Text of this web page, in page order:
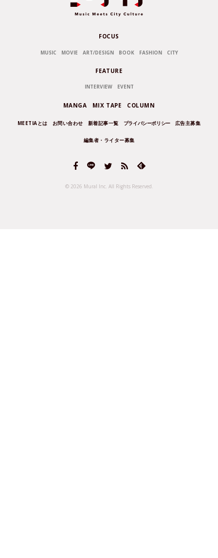
FOCUS
MUSIC MOVIE ART/DESIGN BOOK FASHION CITY
FEATURE
INTERVIEW EVENT
MANGA MIX TAPE COLUMN
MEETIAとは お問い合わせ 新着記事一覧 プライバシーポリシー 広告主募集
編集者・ライター募集
© 2026 Mural Inc. All Rights Reserved.